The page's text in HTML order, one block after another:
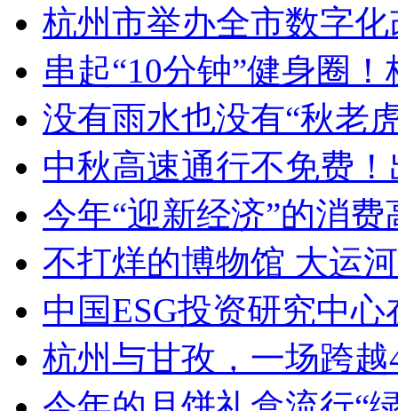
杭州市举办全市数字
串起“10分钟”健身圈
没有雨水也没有“秋老
中秋高速通行不免费
今年“迎新经济”的消
不打烊的博物馆 大运
中国ESG投资研究中
杭州与甘孜，一场跨越